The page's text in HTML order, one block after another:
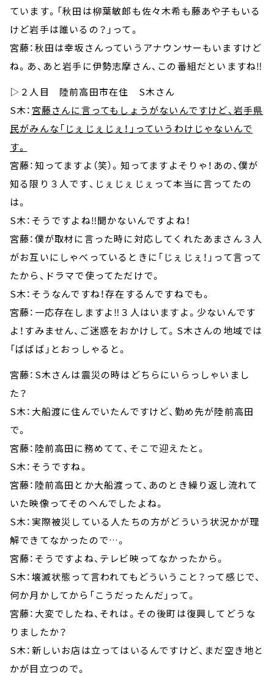
ています。「秋田は柳葉敏郎も佐々木希も藤あや子もいる
けど岩手は誰いるの？」って。
宮藤：秋田は幸坂さんっていうアナウンサーもいますけど
ね。あ、あと岩手に伊勢志摩さん、この番組だといますね‼
▷２人目 陸前高田市在住 S木さん
S木： 宮藤さんに言ってもしょうがないんですけど、岩手県
民がみんな「じぇじぇじぇ！」っていうわけじゃないんで
す。
宮藤：知ってますよ（笑）。知ってますよそりゃ！あの、僕が
知る限り３人です、じぇじぇじぇって本当に言ってたの
は。
S木：そうですよね‼聞かないんですよね！
宮藤：僕が取材に言った時に対応してくれたあまさん３人
がお互いにしゃべっているときに「じぇじぇ！」って言って
たから、ドラマで使ってただけで。
S木：そうなんですね！存在するんですねでも。
宮藤：一応存在しますよ‼３人はいますよ。少ないんです
よ！すみません、ご迷惑をおかけして。S木さんの地域では
「ばばば」とおっしゃると。
宮藤：S木さんは震災の時はどちらにいらっしゃいまし
た？
S木：大船渡に住んでいたんですけど、勤め先が陸前高田
で。
宮藤：陸前高田に務めてて、そこで迎えたと。
S木：そうですね。
宮藤：陸前高田とか大船渡って、あのとき繰り返し流れて
いた映像ってそのへんでしたよね。
S木：実際被災している人たちの方がどういう状況かが理
解できてなかったので…。
宮藤：そうですよね、テレビ映ってなかったから。
S木：壊滅状態って言われてもどういうこと？って感じで、
何か月かしてから「こうだったんだ」って。
宮藤：大変でしたね、それは。その後町は復興してどうな
りましたか？
S木：新しいお店は立ってはいるんですけど、まだ空き地と
かが目立つので。